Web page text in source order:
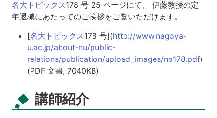
名大トピックス178 号 25 ページにて、 伊藤教授の定
年退職にあたってのご挨拶をご覧いただけます。
[名大トピックス178 号](http://www.nagoya-
u.ac.jp/about-nu/public-
relations/publication/upload_images/no178.pdf)
(PDF 文書, 7040KB)
講師紹介